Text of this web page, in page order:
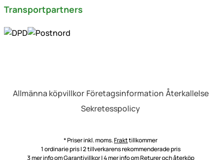
* Priser inkl. moms.Frakttillkommer